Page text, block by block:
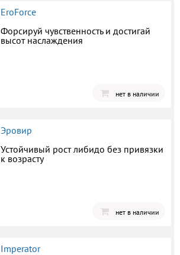
EroForce
Форсируй чувственность и достигай
высот наслаждения
нет в наличии
Эровир
Устойчивый рост либидо без привязки
к возрасту
нет в наличии
Imperator